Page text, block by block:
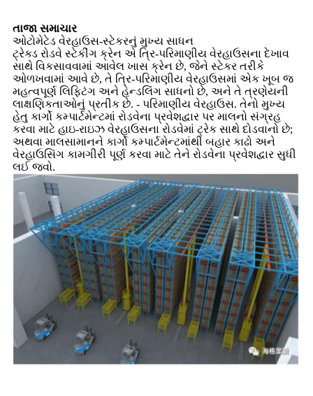
તાજા સમાચાર
ઓટોમેટેડ વેરહાઉસ-સ્ટેકરનું મુખ્ય સાધન
ટ્રેક્ડ રોડવે સ્ટેકીંગ ક્રેન એ ત્રિ-પરિમાણીય વેરહાઉસના દેખાવ
સાથે વિકસાવવામાં આવેલ ખાસ ક્રેન છે, જેને સ્ટેકર તરીકે
ઓળખવામાં આવે છે, તે ત્રિ-પરિમાણીય વેરહાઉસમાં એક ખૂબ જ
મહત્વપૂર્ણ લિફ્ટિંગ અને હેન્ડલિંગ સાધનો છે, અને તે ત્રણેયની
લાક્ષણિકતાઓનું પ્રતીક છે. - પરિમાણીય વેરહાઉસ. તેનો મુખ્ય
હેતુ કાર્ગો કમ્પાર્ટમેન્ટમાં રોડવેના પ્રવેશદ્વાર પર માલનો સંગ્રહ
કરવા માટે હાઇ-રાઇઝ વેરહાઉસના રોડવેમાં ટ્રેક સાથે દોડવાનો છે;
અથવા માલસામાનને કાર્ગો કમ્પાર્ટમેન્ટમાંથી બહાર કાઢો અને
વેરહાઉસિંગ કામગીરી પૂર્ણ કરવા માટે તેને રોડવેના પ્રવેશદ્વાર સુધી
લઈ જવો.